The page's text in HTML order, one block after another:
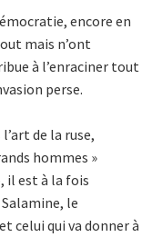
encore en
mais n’ont
à l’enraciner tout
perse.
de la ruse,
hommes »
il est à la fois
le
celui qui va donner à